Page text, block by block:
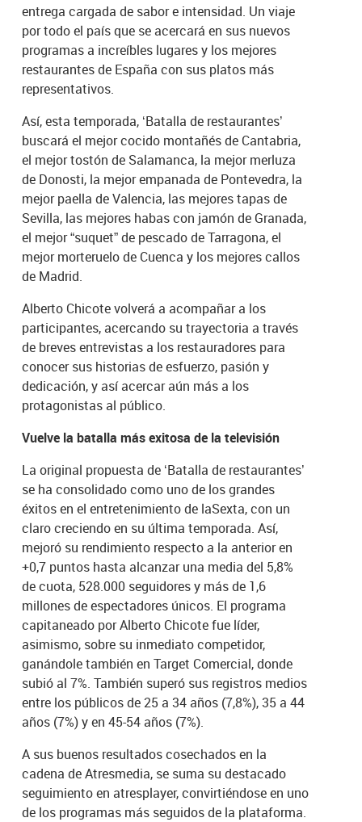
entrega cargada de sabor e intensidad. Un viaje
por todo el país que se acercará en sus nuevos
programas a increíbles lugares y los mejores
restaurantes de España con sus platos más
representativos.
Así, esta temporada, ‘Batalla de restaurantes’
buscará el mejor cocido montañés de Cantabria,
el mejor tostón de Salamanca, la mejor merluza
de Donosti, la mejor empanada de Pontevedra, la
mejor paella de Valencia, las mejores tapas de
Sevilla, las mejores habas con jamón de Granada,
el mejor “suquet” de pescado de Tarragona, el
mejor morteruelo de Cuenca y los mejores callos
de Madrid.
Alberto Chicote volverá a acompañar a los
participantes, acercando su trayectoria a través
de breves entrevistas a los restauradores para
conocer sus historias de esfuerzo, pasión y
dedicación, y así acercar aún más a los
protagonistas al público.
Vuelve la batalla más exitosa de la televisión
La original propuesta de ‘Batalla de restaurantes’
se ha consolidado como uno de los grandes
éxitos en el entretenimiento de laSexta, con un
claro creciendo en su última temporada. Así,
mejoró su rendimiento respecto a la anterior en
+0,7 puntos hasta alcanzar una media del 5,8%
de cuota, 528.000 seguidores y más de 1,6
millones de espectadores únicos. El programa
capitaneado por Alberto Chicote fue líder,
asimismo, sobre su inmediato competidor,
ganándole también en Target Comercial, donde
subió al 7%. También superó sus registros medios
entre los públicos de 25 a 34 años (7,8%), 35 a 44
años (7%) y en 45-54 años (7%).
A sus buenos resultados cosechados en la
cadena de Atresmedia, se suma su destacado
seguimiento en atresplayer, convirtiéndose en uno
de los programas más seguidos de la plataforma.